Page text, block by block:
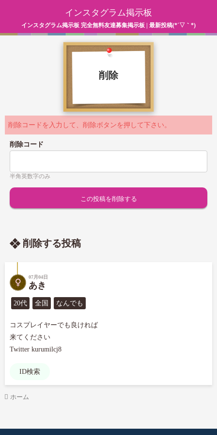
インスタグラム掲示板
インスタグラム掲示板 完全無料友達募集掲示板 | 最新投稿(*´▽｀*)
削除
削除コードを入力して、削除ボタンを押して下さい。
削除コード
半角英数字のみ
削除する投稿
07月04日
あき
20代 全国 なんでも
コスプレイヤーでも良ければ
来てください
Twitter kurumilcj8
ID検索
ホーム